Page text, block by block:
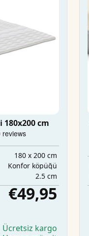
cm
180 x 200 cm
Konfor köpüğü
2.5 cm
€49,95
Ücretsiz kargo